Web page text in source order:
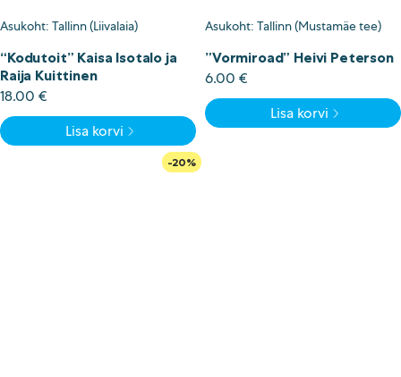
Asukoht: Tallinn (Liivalaia)
“Kodutoit” Kaisa Isotalo ja
Raija Kuittinen
18.00 €
Lisa korvi
Asukoht: Tallinn (Mustamäe tee)
”Vormiroad” Heivi Peterson
6.00 €
Lisa korvi
-20%